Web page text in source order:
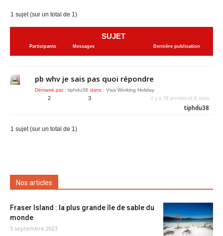
1 sujet (sur un total de 1)
SUJET
Participants Messages Dernière publication
pb whv je sais pas quoi répondre
Démarré par : tiphdu38 dans : Visa Working Holiday
2 3 il y a 18 années et 8 mois
tiphdu38
1 sujet (sur un total de 1)
Nos articles
Fraser Island : la plus grande île de sable du
monde
5 septembre 2023